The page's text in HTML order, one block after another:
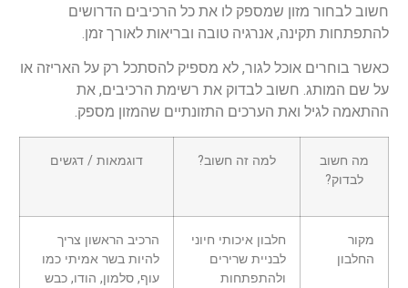
חשוב לבחור מזון שמספק לו את כל הרכיבים הדרושים
להתפתחות תקינה, אנרגיה טובה ובריאות לאורך זמן.
כאשר בוחרים אוכל לגור, לא מספיק להסתכל רק על האריזה או
על שם המותג. חשוב לבדוק את רשימת הרכיבים, את
ההתאמה לגיל ואת הערכים התזונתיים שהמזון מספק.
מה חשוב
לבדוק?
למה זה חשוב? דוגמאות / דגשים
מקור
החלבון
חלבון איכותי חיוני
לבניית שרירים
ולהתפתחות
הרכיב הראשון צריך
להיות בשר אמיתי כמו
עוף, סלמון, הודו, כבש